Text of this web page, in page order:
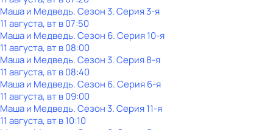
Маша и Медведь. Сезон 3. Серия 3-я
11 августа, вт в 07:50
Маша и Медведь. Сезон 6. Серия 10-я
11 августа, вт в 08:00
Маша и Медведь. Сезон 3. Серия 8-я
11 августа, вт в 08:40
Маша и Медведь. Сезон 6. Серия 6-я
11 августа, вт в 09:00
Маша и Медведь. Сезон 3. Серия 11-я
11 августа, вт в 10:10